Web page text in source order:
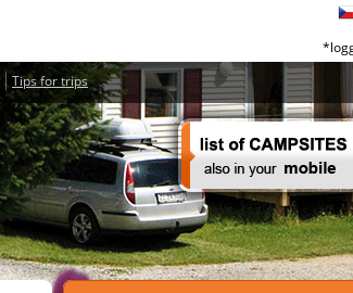
Tips for trips